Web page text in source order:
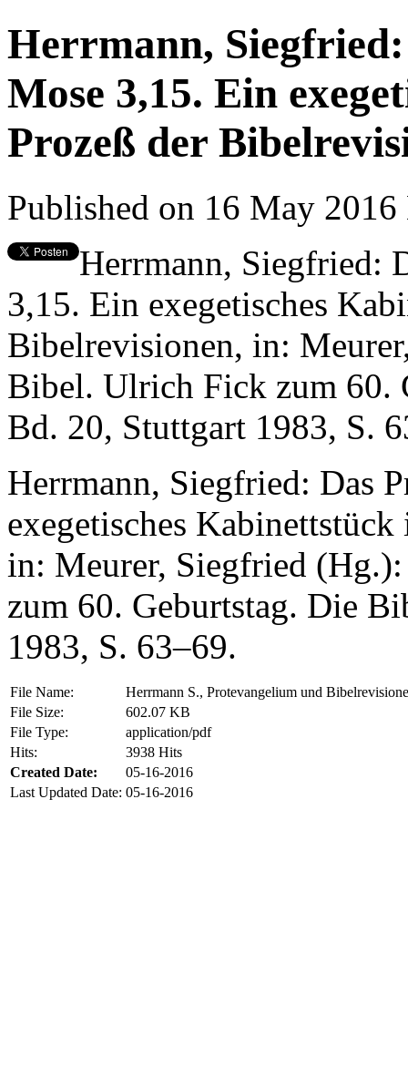
Herrmann,
Mose 3,15. Ein
Prozeß der
Published on 16 May 2016
Herrmann, Siegfried:
3,15. Ein exegetisches
Bibelrevisionen, in:
Bibel. Ulrich Fick zum 60.
Bd. 20, Stuttgart 1983, S.
Herrmann, Siegfried: Das
exegetisches
in: Meurer, Siegfried
zum 60. Geburtstag. Die
1983, S. 63–69.
File Name:
Herrmann S., Protevangelium und
File Size:
602.07 KB
File Type:
application/pdf
Hits:
3938 Hits
Created Date:
05-16-2016
Last Updated Date: 05-16-2016